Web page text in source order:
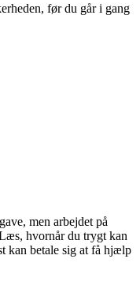
før du går i gang
men arbejdet på
hvornår du trygt kan
kan betale sig at få hjælp